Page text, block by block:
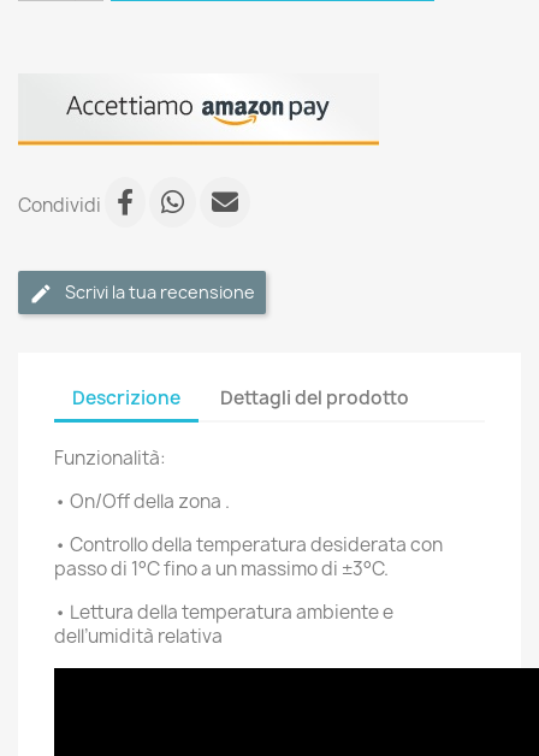
Condividi
Scrivi la tua recensione
Descrizione Dettagli del prodotto
Funzionalità:
• On/Off della zona .
• Controllo della temperatura desiderata con
passo di 1°C fino a un massimo di ±3°C.
• Lettura della temperatura ambiente e
dell’umidità relativa